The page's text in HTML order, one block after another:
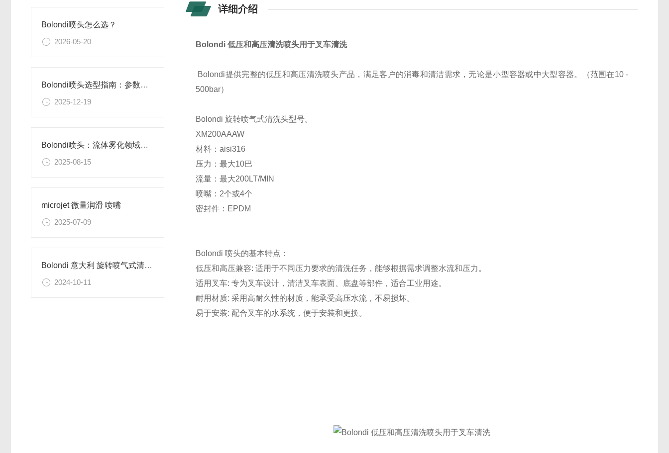
Bolondi喷头怎么选？
2026-05-20
Bolondi喷头选型指南：参数精准匹配，释放喷雾效能
2025-12-19
Bolondi喷头：流体雾化领域的精密控制专家
2025-08-15
microjet 微量润滑 喷嘴
2025-07-09
Bolondi 意大利 旋转喷气式清洁头的原理
2024-10-11
详细介绍
Bolondi 低压和高压清洗喷头用于叉车清洗
Bolondi提供完整的低压和高压清洗喷头产品，满足客户的消毒和清洁需求，无论是小型容器或中大型容器。（范围在10 -
500bar）
Bolondi 旋转喷气式清洗头型号。
XM200AAAW
材料：aisi316
压力：最大10巴
流量：最大200LT/MIN
喷嘴：2个或4个
密封件：EPDM
Bolondi 喷头的基本特点：
低压和高压兼容: 适用于不同压力要求的清洗任务，能够根据需求调整水流和压力。
适用叉车: 专为叉车设计，清洁叉车表面、底盘等部件，适合工业用途。
耐用材质: 采用高耐久性的材质，能承受高压水流，不易损坏。
易于安装: 配合叉车的水系统，便于安装和更换。